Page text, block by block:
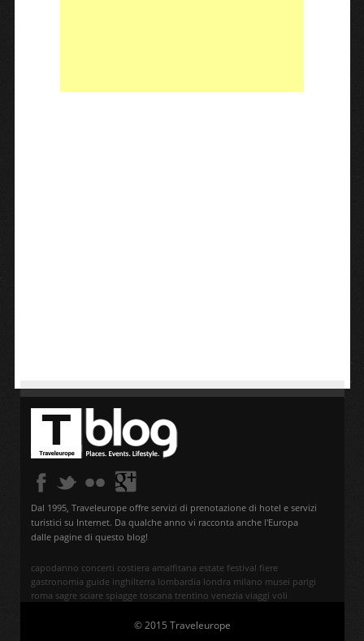
Dal 1995, Traveleurope offre servizi di prenotazione di hotel e servizi
turistici su Internet. Da qualche anno vi racconta anche l'Europa
dalle pagine di questo blog!
capodanno concerti costiera amalfitana estate festival fiere
gastronomia guide inghilterra lombardia londra milano musei parigi
roma sagre sciare spiagge toscana trentino venezia viaggi voli
© 2015 Traveleurope